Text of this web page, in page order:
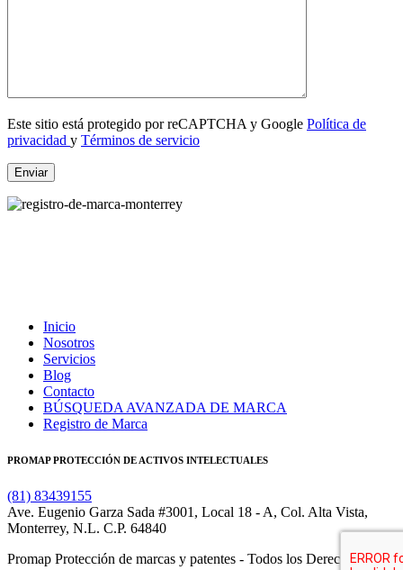
Este sitio está protegido por reCAPTCHA y Google Política de
privacidad y Términos de servicio
Inicio
Nosotros
Servicios
Blog
Contacto
BÚSQUEDA AVANZADA DE MARCA
Registro de Marca
PROMAP PROTECCIÓN DE ACTIVOS INTELECTUALES
(81) 83439155
Ave. Eugenio Garza Sada #3001, Local 18 - A, Col. Alta Vista,
Monterrey, N.L. C.P. 64840
Promap Protección de marcas y patentes - Todos los Derechos